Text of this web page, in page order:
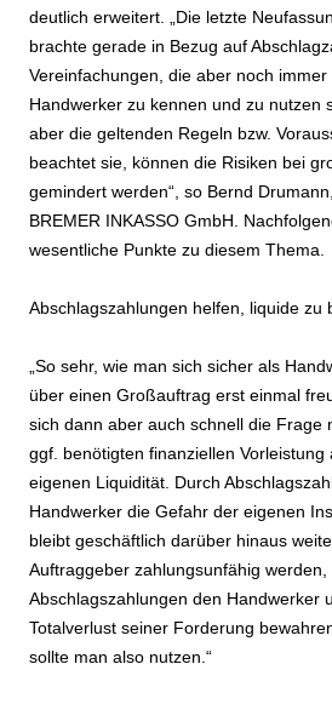
deutlich erweitert. „Die letzte
brachte gerade in Bezug auf
Vereinfachungen, die aber noch
Handwerker zu kennen und zu nutzen
aber die geltenden Regeln bzw.
beachtet sie, können die Risiken bei
gemindert werden“, so Bernd
BREMER INKASSO GmbH.
wesentliche Punkte zu diesem Thema.
Abschlagszahlungen helfen, liquide zu
„So sehr, wie man sich sicher als
über einen Großauftrag erst einmal
sich dann aber auch schnell die Frage
ggf. benötigten finanziellen
eigenen Liquidität. Durch
Handwerker die Gefahr der eigenen
bleibt geschäftlich darüber hinaus
Auftraggeber zahlungsunfähig werden,
Abschlagszahlungen den Handwerker
Totalverlust seiner Forderung
sollte man also nutzen.“